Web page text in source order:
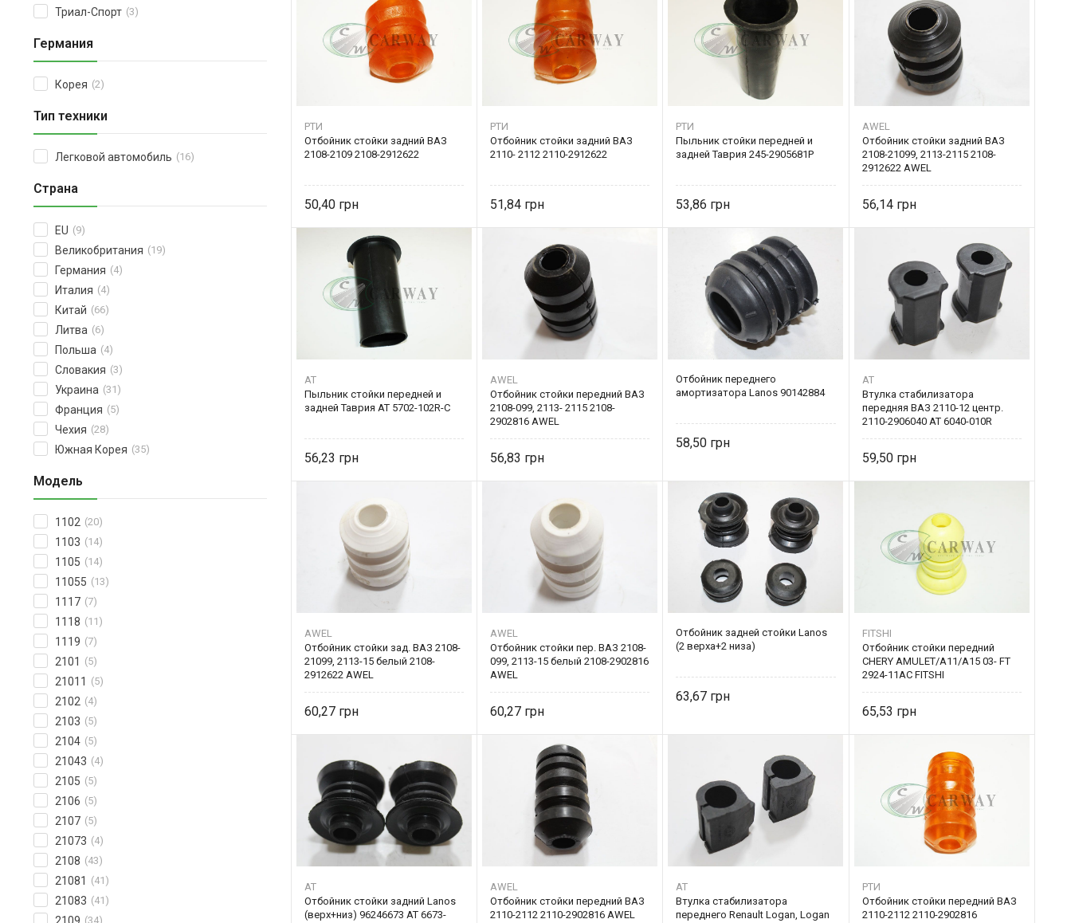
Триал-Спорт (3)
Германия
Корея (2)
Тип техники
Легковой автомобиль (16)
Страна
EU (9)
Великобритания (19)
Германия (4)
Италия (4)
Китай (66)
Литва (6)
Польша (4)
Словакия (3)
Украина (31)
Франция (5)
Чехия (28)
Южная Корея (35)
Модель
1102 (20)
1103 (14)
1105 (14)
11055 (13)
1117 (7)
1118 (11)
1119 (7)
2101 (5)
21011 (5)
2102 (4)
2103 (5)
2104 (5)
21043 (4)
2105 (5)
2106 (5)
2107 (5)
21073 (4)
2108 (43)
21081 (41)
21083 (41)
2109 (34)
РТИ
Отбойник стойки задний ВАЗ
2108-2109 2108-2912622
50,40
РТИ
Отбойник стойки задний ВАЗ
2110- 2112 2110-2912622
51,84
РТИ
Пыльник стойки передней и
задней Таврия 245-2905681Р
53,86
AWEL
Отбойник стойки задний ВАЗ
2108-21099, 2113-2115 2108-
2912622 AWEL
56,14
AT
Пыльник стойки передней и
задней Таврия AT 5702-102R-C
56,23
AWEL
Отбойник стойки передний ВАЗ
2108-099, 2113- 2115 2108-
2902816 AWEL
56,83
Отбойник переднего
амортизатора Lanos 90142884
58,50
AT
Втулка стабилизатора
передняя ВАЗ 2110-12 центр.
2110-2906040 AT 6040-010R
59,50
AWEL
Отбойник стойки зад. ВАЗ 2108-
21099, 2113-15 белый 2108-
2912622 AWEL
60,27
AWEL
Отбойник стойки пер. ВАЗ 2108-
099, 2113-15 белый 2108-2902816
AWEL
60,27
Отбойник задней стойки Lanos
(2 верха+2 низа)
63,67
FITSHI
Отбойник стойки передний
CHERY AMULET/A11/A15 03- FT
2924-11AC FITSHI
65,53
AT
Отбойник стойки задний Lanos
(верх+низ) 96246673 AT 6673-
AWEL
Отбойник стойки передний ВАЗ
2110-2112 2110-2902816 AWEL
AT
Втулка стабилизатора
переднего Renault Logan, Logan
РТИ
Отбойник стойки передний ВАЗ
2110-2112 2110-2902816